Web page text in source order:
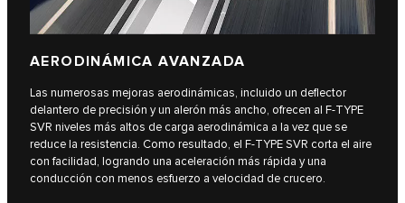
AERODINÁMICA AVANZADA
Las numerosas mejoras aerodinámicas, incluido un deflector
delantero de precisión y un alerón más ancho, ofrecen al F‑TYPE
SVR niveles más altos de carga aerodinámica a la vez que se
reduce la resistencia. Como resultado, el F‑TYPE SVR corta el aire
con facilidad, logrando una aceleración más rápida y una
conducción con menos esfuerzo a velocidad de crucero.